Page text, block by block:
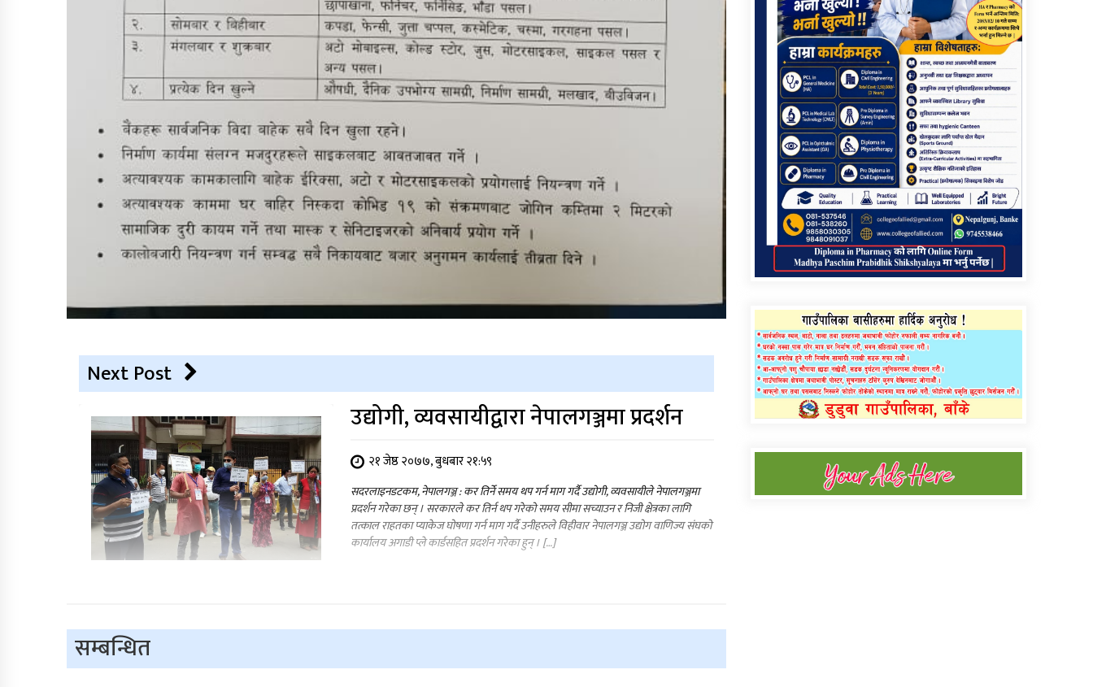
Next Post
उद्योगी, व्यवसायीद्वारा नेपालगञ्जमा प्रदर्शन
२१ जेष्ठ २०७७, बुधबार २१:५९
सदरलाइनडटकम, नेपालगञ्ज : कर तिर्ने समय थप गर्न माग गर्दै उद्योगी, व्यवसायीले नेपालगञ्जमा
प्रदर्शन गरेका छन् । सरकारले कर तिर्न थप गरेको समय सीमा सच्याउन र निजी क्षेत्रका लागि
तत्काल राहतका प्याकेज घोषणा गर्न माग गर्दै उनीहरुले विहीवार नेपालगञ्ज उद्योग वाणिज्य संघको
कार्यालय अगाडी प्ले कार्डसहित प्रदर्शन गरेका हुन् । […]
सम्बन्धित